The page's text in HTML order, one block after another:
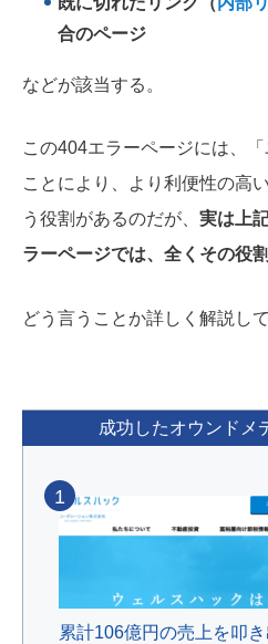
合のページ
などが該当する。
この404エラーページには、
ことにより、より利便性の高
う役割があるのだが、 実は上
ラーページでは、全くその役
どう言うことか詳しく解説して
成功したオウンドメ
累計106億円の売上を叩
1